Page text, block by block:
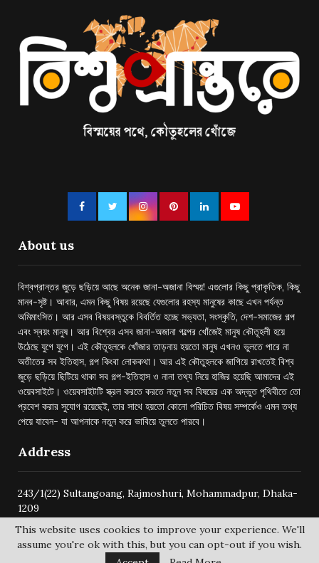
About us
বিশ্বপ্রান্তর জুড়ে ছড়িয়ে আছে অনেক জানা-অজানা বিস্ময়! এগুলোর কিছু প্রাকৃতিক, কিছু
মানব-সৃষ্ট। আবার, এমন কিছু বিষয় রয়েছে যেগুলোর রহস্য মানুষের কাছে এখন পর্যন্ত
অমিমাংসিত। আর এসব বিষয়বস্তুকে বিবর্তিত হচ্ছে সভ্যতা, সংস্কৃতি, দেশ-সমাজের গল্প
এবং স্বয়ং মানুষ। আর বিশ্বের এসব জানা-অজানা গল্পের খোঁজেই মানুষ কৌতূহলী হয়ে
উঠেছে যুগে যুগে। এই কৌতূহলকে খোঁজার তাড়নায় হয়তো মানুষ এখনও ভুলতে পারে না
অতীতের সব ইতিহাস, গল্প কিংবা লোককথা। আর এই কৌতুহলকে জাগিয়ে রাখতেই বিশ্ব
জুড়ে ছড়িয়ে ছিটিয়ে থাকা সব গল্প-ইতিহাস ও নানা তথ্য নিয়ে হাজির হয়েছি আমাদের এই
ওয়েবসাইটে। ওয়েবসাইটটি স্ক্রল করতে করতে নতুন সব বিষয়ের এক অদ্ভুত পৃথিবীতে তো
প্রবেশ করার সুযোগ রয়েছেই, তার সাথে হয়তো কোনো পরিচিত বিষয় সম্পর্কেও এমন তথ্য
পেয়ে যাবেন- যা আপনাকে নতুন করে ভাবিয়ে তুলতে পারবে।
Address
243/1(22) Sultangoang, Rajmoshuri, Mohammadpur, Dhaka-
1209
This website uses cookies to improve your experience. We'll
assume you're ok with this, but you can opt-out if you wish.